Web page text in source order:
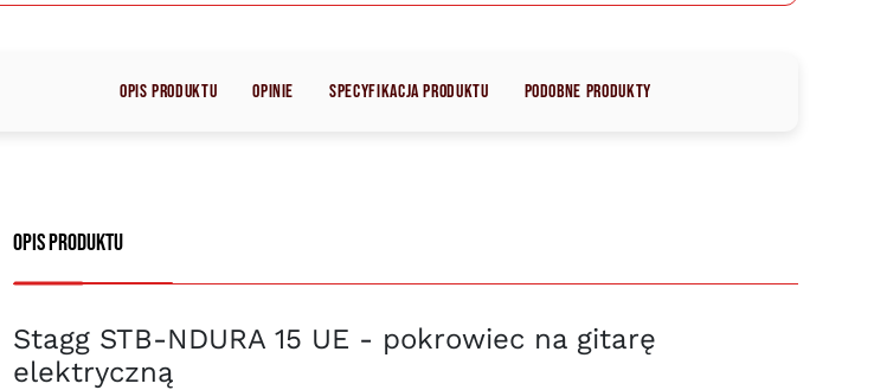
Opis produktu Opinie Specyfikacja produktu Podobne produkty
Opis produktu
Stagg STB-NDURA 15 UE - pokrowiec na gitarę
elektryczną